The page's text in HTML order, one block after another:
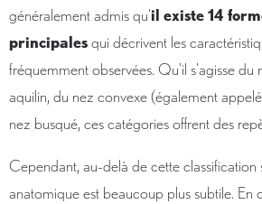
généralement admis qu’il existe 14
principalesqui décrivent les
fréquemment observées. Qu’il s’agisse
aquilin, du nez convexe (également
nez busqué, ces catégories offrent des
Cependant, au-delà de cette classification
anatomique est beaucoup plus subtile. En